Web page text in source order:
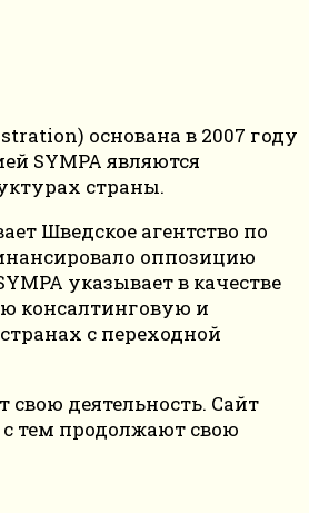
основана в 2007 году
SYMPA являются
страны.
Шведское агентство по
оппозицию
указывает в качестве
консалтинговую и
с переходной
деятельность. Сайт
тем продолжают свою